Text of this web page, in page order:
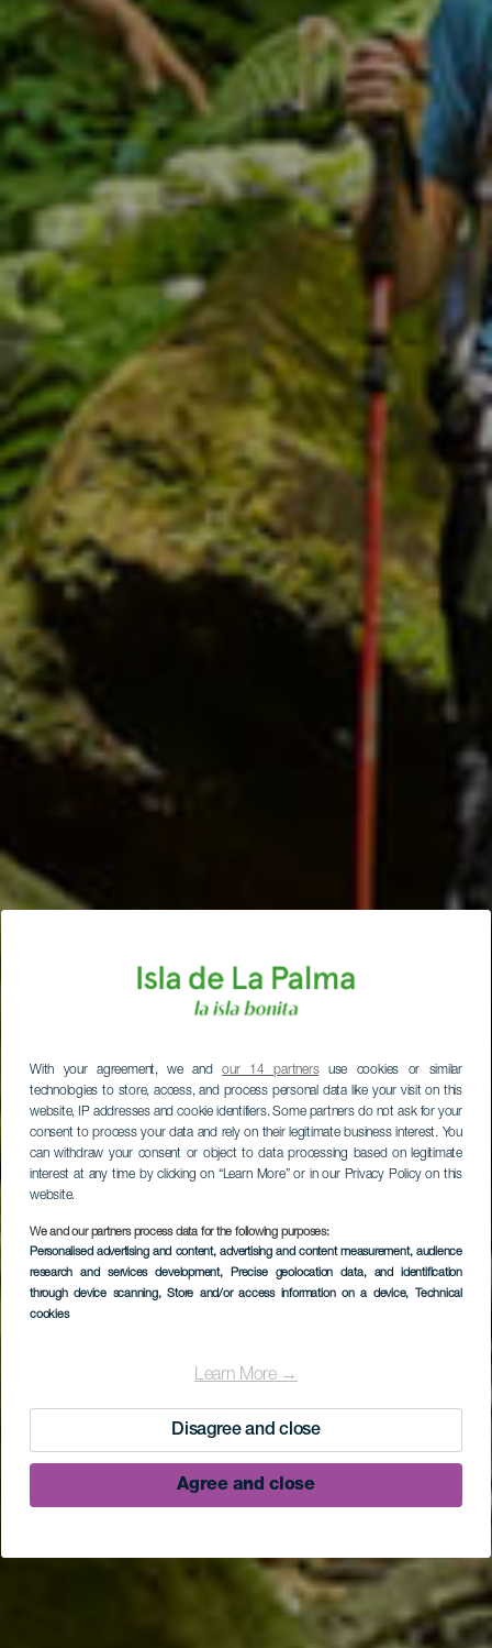
With your agreement, we andour 14 partnersuse cookies or similar
technologies to store, access, and process personal data like your visit on this
website, IP addresses and cookie identifiers. Some partners do not ask for your
consent to process your data and rely on their legitimate business interest. You
can withdraw your consent or object to data processing based on legitimate
interest at any time by clicking on “Learn More” or in our Privacy Policy on this
website.
We and our partners process data for the following purposes:
Personalised advertising and content, advertising and content measurement, audience
research and services development, Precise geolocation data, and identification
through device scanning, Store and/or access information on a device, Technical
cookies
Learn More →
Disagree and close
Agree and close